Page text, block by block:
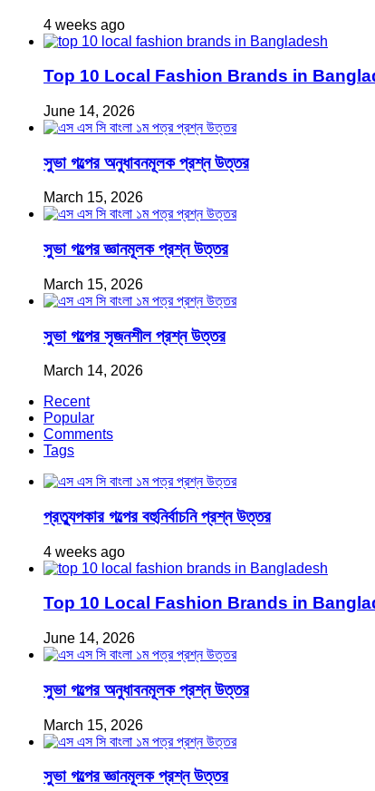
4 weeks ago
Top 10 Local Fashion Brands in
June 14, 2026
সুভা গল্পের অনুধাবনমূলক প্রশ্ন উত্তর
March 15, 2026
সুভা গল্পের জ্ঞানমূলক প্রশ্ন উত্তর
March 15, 2026
সুভা গল্পের সৃজনশীল প্রশ্ন উত্তর
March 14, 2026
Recent
Popular
Comments
Tags
প্রত্যুপকার গল্পের বহুনির্বাচনি প্রশ্ন উত্তর
4 weeks ago
Top 10 Local Fashion Brands in
June 14, 2026
সুভা গল্পের অনুধাবনমূলক প্রশ্ন উত্তর
March 15, 2026
সুভা গল্পের জ্ঞানমূলক প্রশ্ন উত্তর